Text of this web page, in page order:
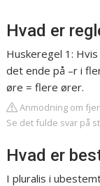
Hvad er
Huskeregel 1:
det ende på –r i
øre = flere ører.
Anmodning om
Se det fulde svar på
Hvad er
I pluralis i